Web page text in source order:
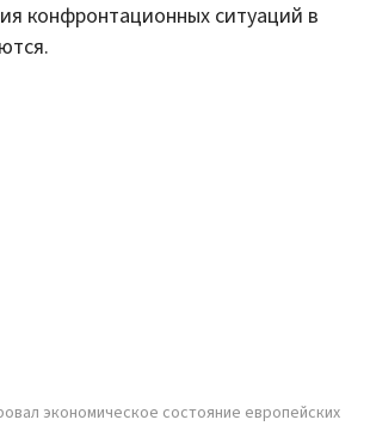
конфронтационных ситуаций в
экономическое состояние европейских